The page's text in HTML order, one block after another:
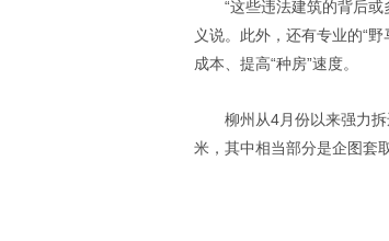
“这些违法建筑的背后或
义说。此外，还有专业的“
成本、提高“种房”速度。
柳州从4月份以来强力
米，其中相当部分是企图套